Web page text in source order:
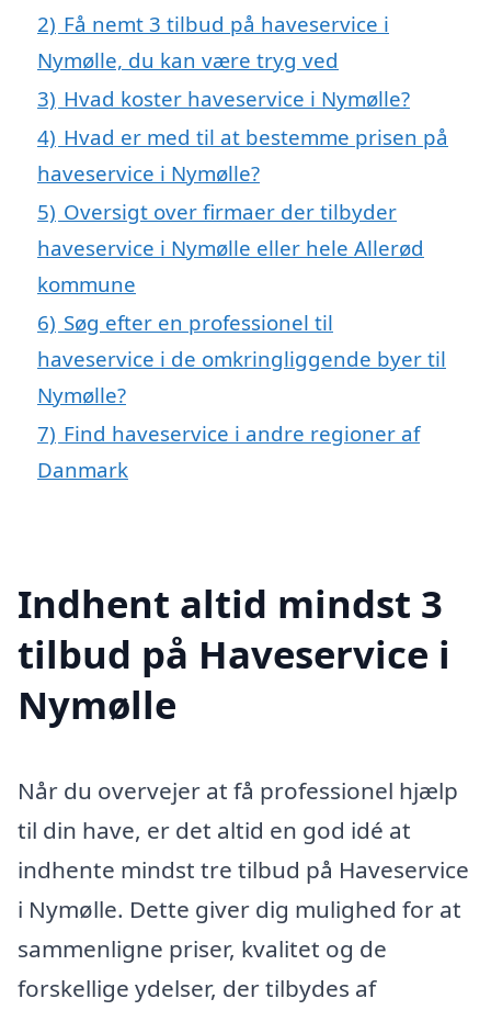
2) Få nemt 3 tilbud på haveservice i
Nymølle, du kan være tryg ved
3) Hvad koster haveservice i Nymølle?
4) Hvad er med til at bestemme prisen på
haveservice i Nymølle?
5) Oversigt over firmaer der tilbyder
haveservice i Nymølle eller hele Allerød
kommune
6) Søg efter en professionel til
haveservice i de omkringliggende byer til
Nymølle?
7) Find haveservice i andre regioner af
Danmark
Indhent altid mindst 3
tilbud på Haveservice i
Nymølle
Når du overvejer at få professionel hjælp
til din have, er det altid en god idé at
indhente mindst tre tilbud på Haveservice
i Nymølle. Dette giver dig mulighed for at
sammenligne priser, kvalitet og de
forskellige ydelser, der tilbydes af